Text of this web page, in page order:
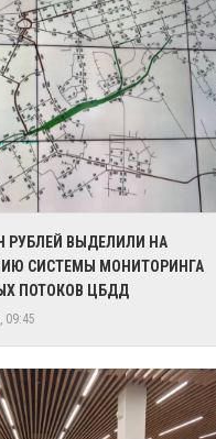
РУБЛЕЙ ВЫДЕЛИЛИ НА
СИСТЕМЫ МОНИТОРИНГА
ПОТОКОВ ЦБДД
09:45